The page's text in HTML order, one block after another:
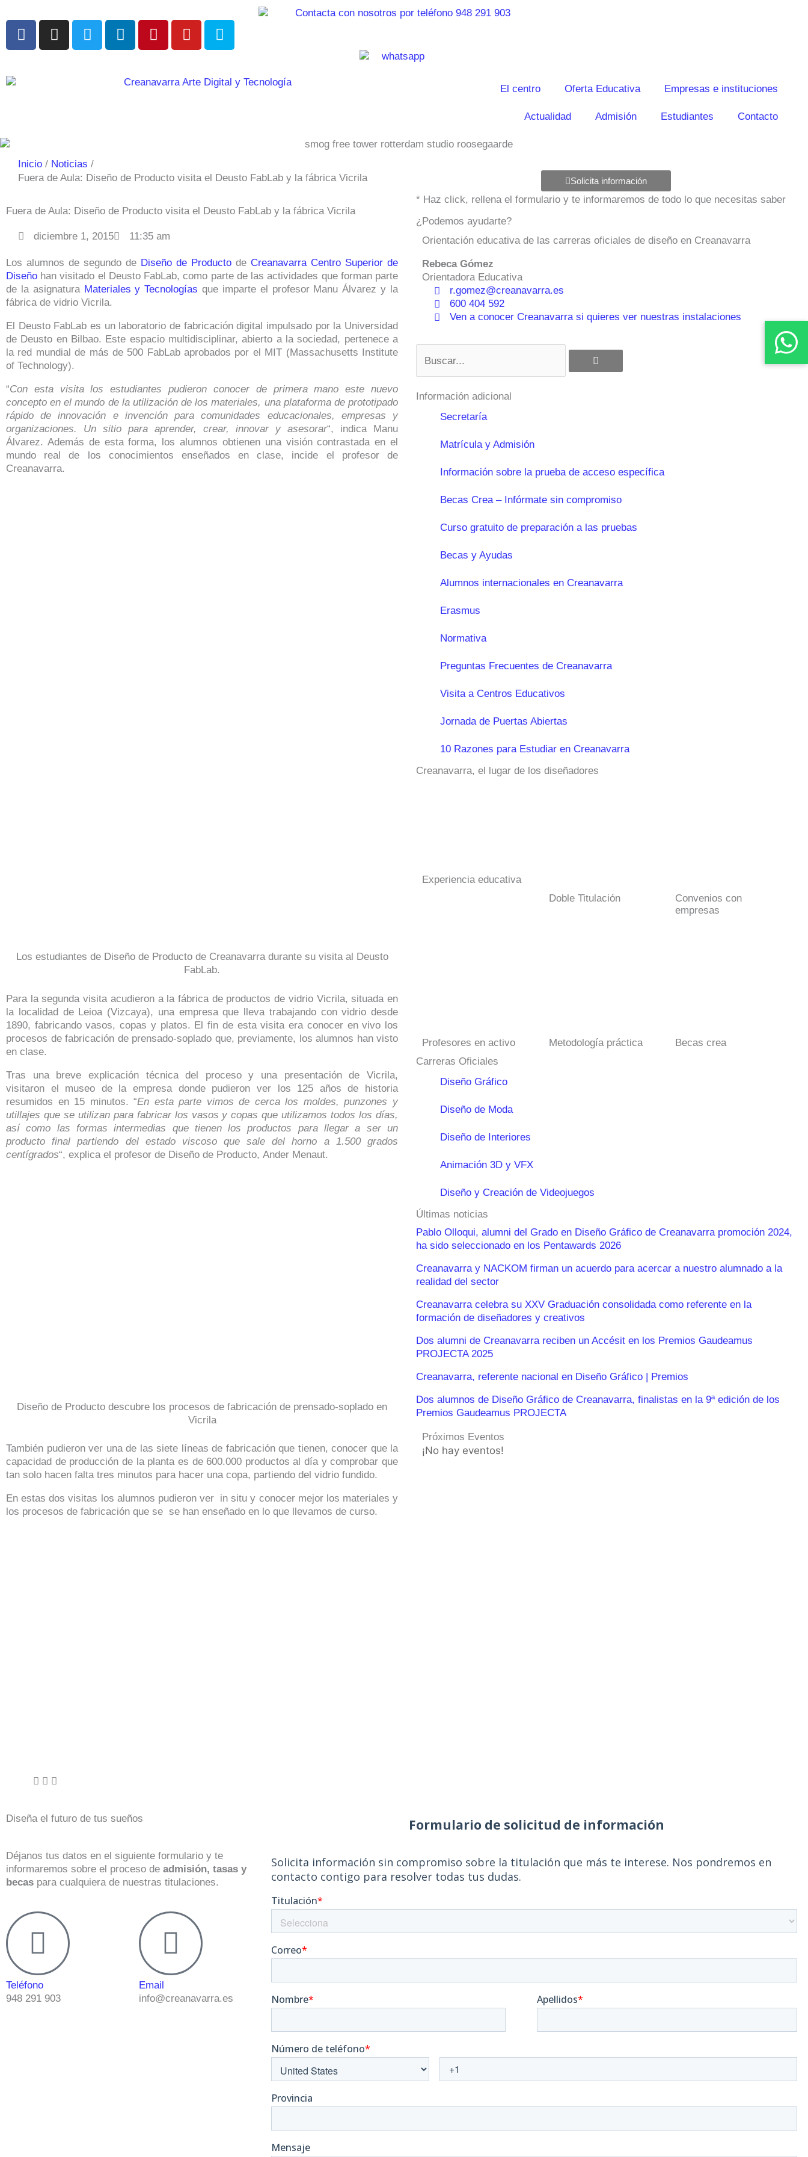
al
contenido
F
a
I
n
T
w
L
i
e
P
i
e
Y
o
u
S
k
e
El centro Oferta Educativa Empresas e instituciones
Actualidad Admisión Estudiantes Contacto
Inicio
Noticias
Fuera de Aula: Diseño de Producto visita el Deusto FabLab y la fábrica Vicrila
Fuera de Aula: Diseño de Producto visita el Deusto FabLab y la fábrica Vicrila
diciembre 1, 2015 11:35 am
Los alumnos de segundo de Diseño de Producto de Creanavarra Centro Superior de
Diseño han visitado el Deusto FabLab, como parte de las actividades que forman parte
de la asignatura Materiales y Tecnologías que imparte el profesor Manu Álvarez y la
fábrica de vidrio Vicrila.
El Deusto FabLab es un laboratorio de fabricación digital impulsado por la Universidad
de Deusto en Bilbao. Este espacio multidisciplinar, abierto a la sociedad, pertenece a
la red mundial de más de 500 FabLab aprobados por el MIT (Massachusetts Institute
of Technology).
“Con esta visita los estudiantes pudieron conocer de primera mano este nuevo
concepto en elmundo de la utilización de los materiales, una plataforma de prototipado
rápido de innovación e invenciónpara comunidades educacionales, empresas y
organizaciones. Un sitio para aprender, crear, innovar y asesorar“, indica Manu
Álvarez. Además de esta forma, los alumnos obtienen una visión contrastada en el
mundo real de los conocimientos enseñados en clase, incide el profesor de
Creanavarra.
Los estudiantes de Diseño de Producto de Creanavarra durante su visita al Deusto
FabLab.
Para la segunda visita acudieron a la fábrica de productos de vidrio Vicrila, situada en
la localidad de Leioa (Vizcaya), una empresa que lleva trabajando con vidrio desde
1890, fabricando vasos, copas y platos. El fin de esta visita era conocer en vivo los
procesos de fabricación de prensado-soplado que, previamente, los alumnos han visto
en clase.
Tras una breve explicación técnica del proceso y una presentación de Vicrila,
visitaron el museo de la empresa donde pudieron ver los 125 años de historia
resumidos en 15 minutos. “En esta parte vimos de cerca los moldes, punzones y
utillajes que se utilizan para fabricar los vasos y copas que utilizamos todos los días,
así como las formas intermedias que tienen los productos para llegar a ser un
producto final partiendo del estado viscoso que sale del horno a 1.500 grados
centígrados“, explica el profesor de Diseño de Producto, Ander Menaut.
Diseño de Producto descubre los procesos de fabricación de prensado-soplado en
Vicrila
También pudieron ver una de las siete líneas de fabricación que tienen, conocer que la
capacidad de producción de la planta es de 600.000 productos al día y comprobar que
tan solo hacen falta tres minutos para hacer una copa, partiendo del vidrio fundido.
En estas dos visitas los alumnos pudieron ver in situ y conocer mejor los materiales y
los procesos de fabricación que se se han enseñado en lo que llevamos de curso.
Solicita información
* Haz click, rellena el formulario y te informaremos de todo lo que necesitas saber
¿Podemos ayudarte?
Orientación educativa de las carreras oficiales de diseño en Creanavarra
Rebeca Gómez
Orientadora Educativa
r.gomez@creanavarra.es
600 404 592
Ven a conocer Creanavarra si quieres ver nuestras instalaciones
Información adicional
Secretaría
Matrícula y Admisión
Información sobre la prueba de acceso específica
Becas Crea – Infórmate sin compromiso
Curso gratuito de preparación a las pruebas
Becas y Ayudas
Alumnos internacionales en Creanavarra
Erasmus
Normativa
Preguntas Frecuentes de Creanavarra
Visita a Centros Educativos
Jornada de Puertas Abiertas
10 Razones para Estudiar en Creanavarra
Creanavarra, el lugar de los diseñadores
Experiencia educativa
Doble Titulación
Convenios con
empresas
Profesores en activo Metodología práctica
Becas crea
Carreras Oficiales
Diseño Gráfico
Diseño de Moda
Diseño de Interiores
Animación 3D y VFX
Diseño y Creación de Videojuegos
Últimas noticias
Pablo Olloqui, alumni del Grado en Diseño Gráfico de Creanavarra promoción 2024,
ha sido seleccionado en los Pentawards 2026
Creanavarra y NACKOM firman un acuerdo para acercar a nuestro alumnado a la
realidad del sector
Creanavarra celebra su XXV Graduación consolidada como referente en la
formación de diseñadores y creativos
Dos alumni de Creanavarra reciben un Accésit en los Premios Gaudeamus
PROJECTA 2025
Creanavarra, referente nacional en Diseño Gráfico | Premios
Dos alumnos de Diseño Gráfico de Creanavarra, finalistas en la 9ª edición de los
Premios Gaudeamus PROJECTA
Próximos Eventos
¡No hay eventos!
Diseña el futuro de tus sueños
Déjanos tus datos en el siguiente formulario y te
informaremos sobre el proceso de admisión, tasas y
becas para cualquiera de nuestras titulaciones.
Teléfono
948 291 903
Email
info@creanavarra.es